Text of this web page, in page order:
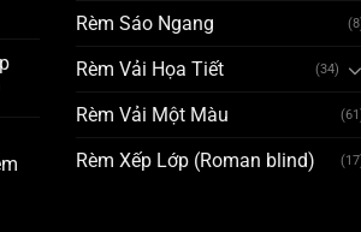
Rèm Sáo Ngang
Rèm Vải Họa Tiết (34)
Rèm Vải Một Màu
Rèm Xếp Lớp (Roman blind)